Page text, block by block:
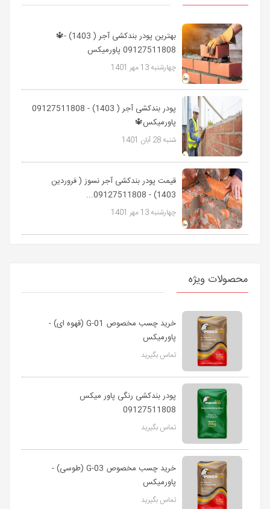
بهترین پودر بندکشی آجر ( 1403) -🔱
09127511808 پاورمیکس
چهارشنبه 13 مهر 1401
پودر بندکشی آجر ( 1403) - 09127511808
پاورمیکس🔱
شنبه 28 آبان 1401
قیمت پودر بندکشی آجر نسوز ( فروردین
1403) - 09127511808...
چهارشنبه 13 مهر 1401
محصولات ویژه
خرید چسب مخصوص G-01 (قهوه ای) -
پاورمیکس
تماس بگیرید
پودر بندکشی رنگی پاور میکس
09127511808
تماس بگیرید
خرید چسب مخصوص G-03 (طوسی) -
پاورمیکس
تماس بگیرید